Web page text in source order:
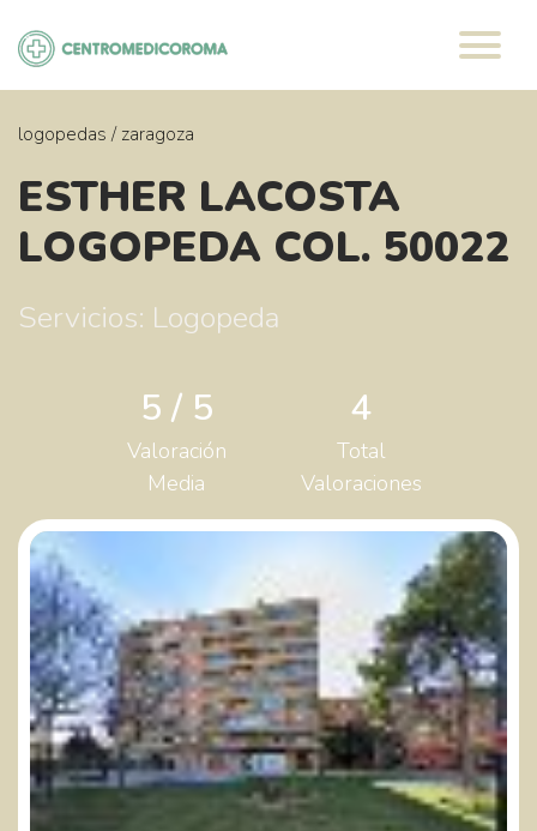
contenido
logopedas / zaragoza
ESTHER LACOSTA
LOGOPEDA COL. 50022
Servicios: Logopeda
5 / 5
Valoración
Media
4
Total
Valoraciones